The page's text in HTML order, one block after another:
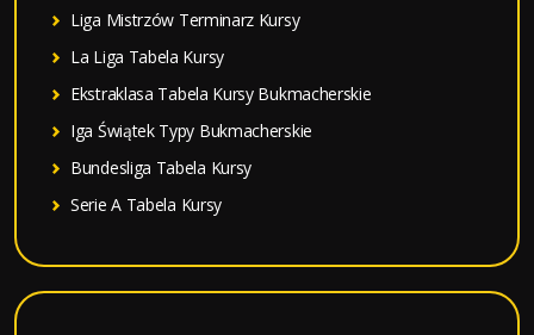
Liga Mistrzów Terminarz Kursy
La Liga Tabela Kursy
Ekstraklasa Tabela Kursy Bukmacherskie
Iga Świątek Typy Bukmacherskie
Bundesliga Tabela Kursy
Serie A Tabela Kursy